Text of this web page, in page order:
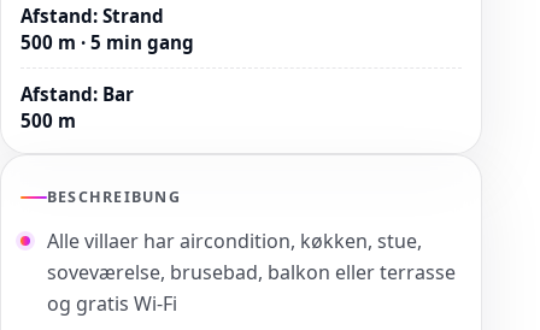
Afstand: Strand
500 m · 5 min gang
Afstand: Bar
500 m
BESCHREIBUNG
Alle villaer har aircondition, køkken, stue,
soveværelse, brusebad, balkon eller terrasse
og gratis Wi-Fi